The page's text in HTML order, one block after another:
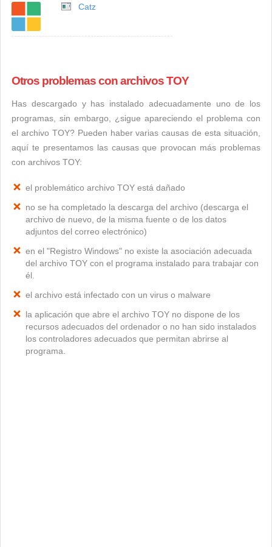
Catz
Otros problemas con archivos TOY
Has descargado y has instalado adecuadamente uno de los
programas, sin embargo, ¿sigue apareciendo el problema con
el archivo TOY? Pueden haber varias causas de esta situación,
aquí te presentamos las causas que provocan más problemas
con archivos TOY:
el problemático archivo TOY está dañado
no se ha completado la descarga del archivo (descarga el
archivo de nuevo, de la misma fuente o de los datos
adjuntos del correo electrónico)
en el "Registro Windows" no existe la asociación adecuada
del archivo TOY con el programa instalado para trabajar con
él.
el archivo está infectado con un virus o malware
la aplicación que abre el archivo TOY no dispone de los
recursos adecuados del ordenador o no han sido instalados
los controladores adecuados que permitan abrirse al
programa.